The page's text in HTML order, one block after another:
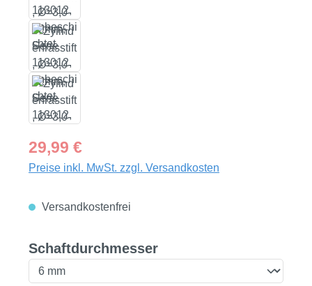
Regulärer Preis:
29,99 €
Preise inkl. MwSt. zzgl. Versandkosten
Versandkostenfrei
Schaftdurchmesserauswählen